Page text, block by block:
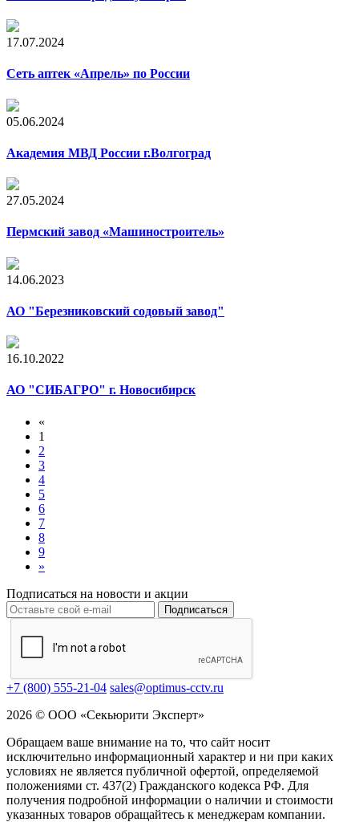
17.07.2024
Сеть аптек «Апрель» по России
05.06.2024
Академия МВД России г.Волгоград
27.05.2024
Пермский завод «Машиностроитель»
14.06.2023
АО "Березниковский содовый завод"
16.10.2022
АО "СИБАГРО" г. Новосибирск
«
1
2
3
4
5
6
7
8
9
»
Подписаться на новости и акции
Подписаться
+7 (800) 555-21-04 sales@optimus-cctv.ru
2026 © ООО «Секьюрити Эксперт»
Обращаем ваше внимание на то, что сайт носит
исключительно информационный характер и ни при каких
условиях не является публичной офертой, определяемой
положениями ст. 437(2) Гражданского кодекса РФ. Для
получения подробной информации о наличии и стоимости
указанных товаров обращайтесь к менеджерам компании.